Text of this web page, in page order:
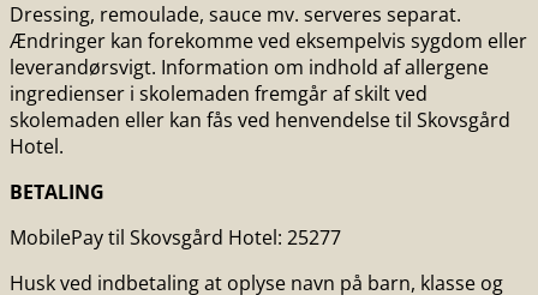
Dressing, remoulade, sauce mv. serveres separat.
Ændringer kan forekomme ved eksempelvis sygdom eller
leverandørsvigt. Information om indhold af allergene
ingredienser i skolemaden fremgår af skilt ved
skolemaden eller kan fås ved henvendelse til Skovsgård
Hotel.
BETALING
MobilePay til Skovsgård Hotel: 25277
Husk ved indbetaling at oplyse navn på barn, klasse og